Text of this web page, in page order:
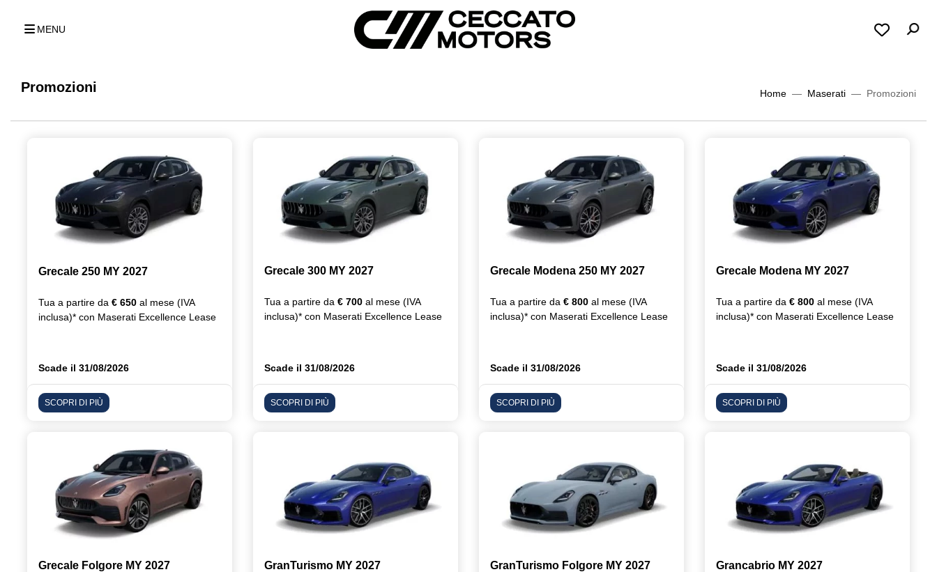
MENU
Promozioni Home Maserati Promozioni
Grecale 250 MY 2027
Tua a partire da € 650 al mese (IVA
inclusa)* con Maserati Excellence Lease
Scade il 31/08/2026
SCOPRI DI PIÙ
Grecale 300 MY 2027
Tua a partire da € 700 al mese (IVA
inclusa)* con Maserati Excellence Lease
Scade il 31/08/2026
SCOPRI DI PIÙ
Grecale Modena 250 MY 2027
Tua a partire da € 800 al mese (IVA
inclusa)* con Maserati Excellence Lease
Scade il 31/08/2026
SCOPRI DI PIÙ
Grecale Modena MY 2027
Tua a partire da € 800 al mese (IVA
inclusa)* con Maserati Excellence Lease
Scade il 31/08/2026
SCOPRI DI PIÙ
Grecale Folgore MY 2027 GranTurismo MY 2027 GranTurismo Folgore MY 2027 Grancabrio MY 2027